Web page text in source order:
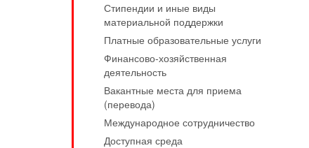
Стипендии и иные виды
материальной поддержки
Платные образовательные услуги
Финансово-хозяйственная
деятельность
Вакантные места для приема
(перевода)
Международное сотрудничество
Доступная среда